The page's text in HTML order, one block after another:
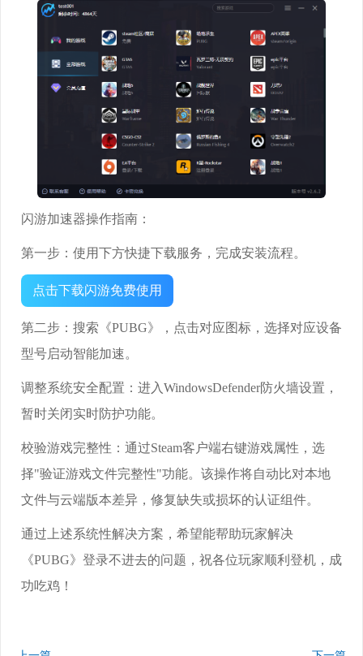
闪游加速器操作指南：
第一步：使用下方快捷下载服务，完成安装流程。
点击下载闪游免费使用
第二步：搜索《PUBG》，点击对应图标，选择对应设备
型号启动智能加速。
调整系统安全配置：进入WindowsDefender防火墙设置，
暂时关闭实时防护功能。
校验游戏完整性：通过Steam客户端右键游戏属性，选
择"验证游戏文件完整性"功能。该操作将自动比对本地
文件与云端版本差异，修复缺失或损坏的认证组件。
通过上述系统性解决方案，希望能帮助玩家解决
《PUBG》登录不进去的问题，祝各位玩家顺利登机，成
功吃鸡！